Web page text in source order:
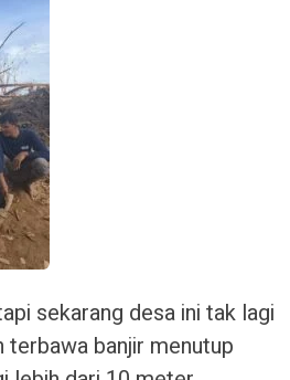
sekarang desa ini tak lagi
terbawa banjir menutup